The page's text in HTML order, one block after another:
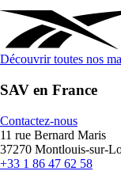
Découvrir toutes nos
SAV en France
Contactez-nous
11 rue Bernard Maris
37270 Montlouis-sur-
+33 1 86 47 62 58